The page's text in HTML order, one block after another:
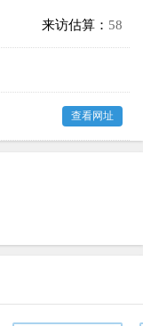
来访估算： 58
查看网址